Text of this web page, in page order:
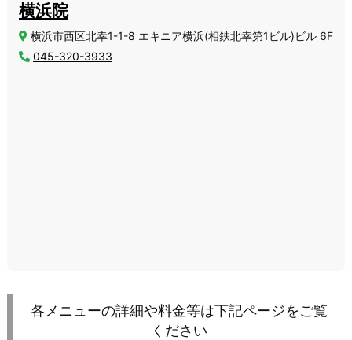
横浜院
横浜市西区北幸1-1-8 エキニア横浜(相鉄北幸第1ビル)ビル 6F
045-320-3933
各メニューの詳細や料金等は下記ページをご覧
ください